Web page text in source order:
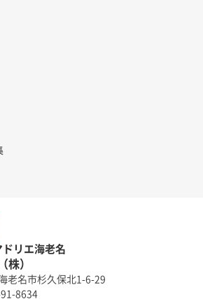
リエ海老名
株）
老名市杉久保北1-6-29
8634